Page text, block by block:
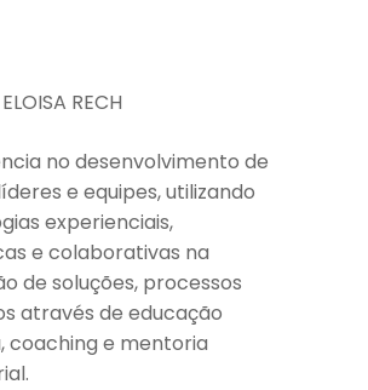
RECH
no desenvolvimento de
e equipes, utilizando
experienciais,
e colaborativas na
de soluções, processos
através de educação
coaching e mentoria